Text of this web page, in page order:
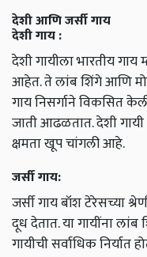
देशी आणि जर्सी गाय
देशी गाय :
देशी गायीला भारतीय गाय
आहेत. ते लांब शिंगे आणि
गाय निसर्गाने विकसित
जाती आढळतात. देशी गायी
क्षमता खूप चांगली आहे.
जर्सी गाय:
जर्सी गाय बॉश टेरेसच्या
दूध देतात. या गायींना
गायीची सर्वाधिक निर्यात